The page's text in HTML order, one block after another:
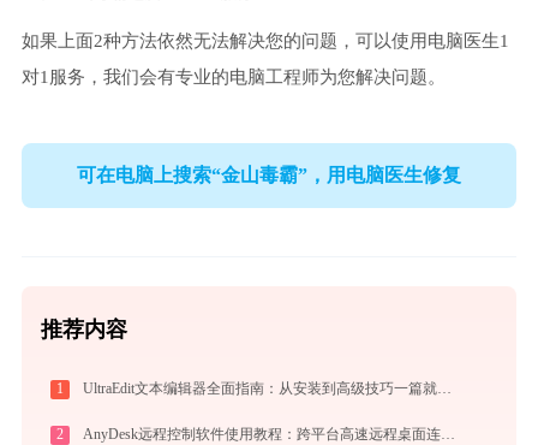
如果上面2种方法依然无法解决您的问题，可以使用电脑医生1
对1服务，我们会有专业的电脑工程师为您解决问题。
可在电脑上搜索“金山毒霸”，用电脑医生修复
推荐内容
1 UltraEdit文本编辑器全面指南：从安装到高级技巧一篇就够（附快捷键大全）
2 AnyDesk远程控制软件使用教程：跨平台高速远程桌面连接完全指南